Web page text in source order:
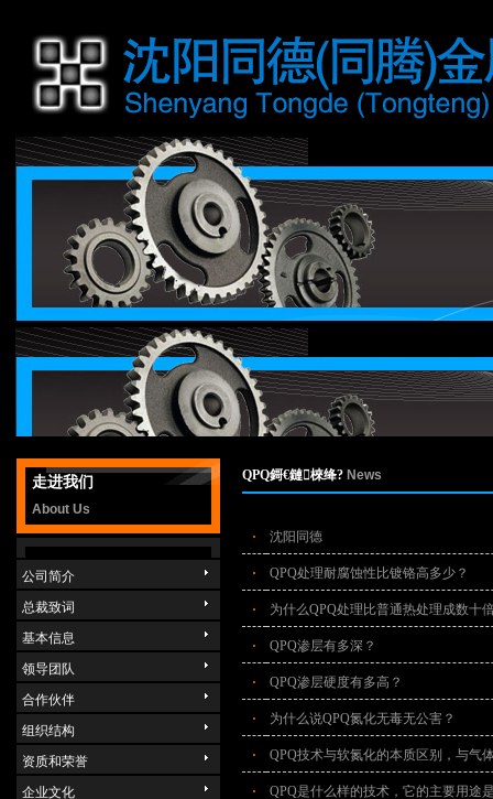
走进我们
About Us
公司简介
总裁致词
基本信息
领导团队
合作伙伴
组织结构
资质和荣誉
企业文化
QPQ鎶€鏈棶绛? News
· 沈阳同德
· QPQ处理耐腐蚀性比镀铬高多少？
· 为什么QPQ处理比普通热处理成数十
· QPQ渗层有多深？
· QPQ渗层硬度有多高？
· 为什么说QPQ氮化无毒无公害？
· QPQ技术与软氮化的本质区别，与气
· QPQ是什么样的技术，它的主要用途